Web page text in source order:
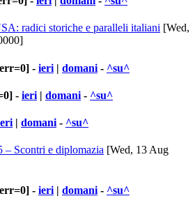
radici storiche e paralleli italiani [Wed,
- ieri | domani - ^su^
- ieri | domani - ^su^
| domani - ^su^
– Scontri e diplomazia [Wed, 13 Aug
- ieri | domani - ^su^